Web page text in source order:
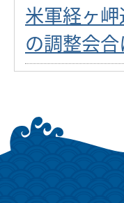
米軍経ヶ
の調整会合